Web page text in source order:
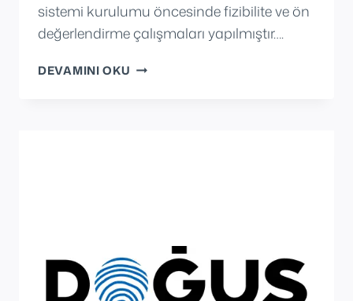
sistemi kurulumu öncesinde fizibilite ve ön
değerlendirme çalışmaları yapılmıştır….
DEVAMINI OKU KIRIKKALE